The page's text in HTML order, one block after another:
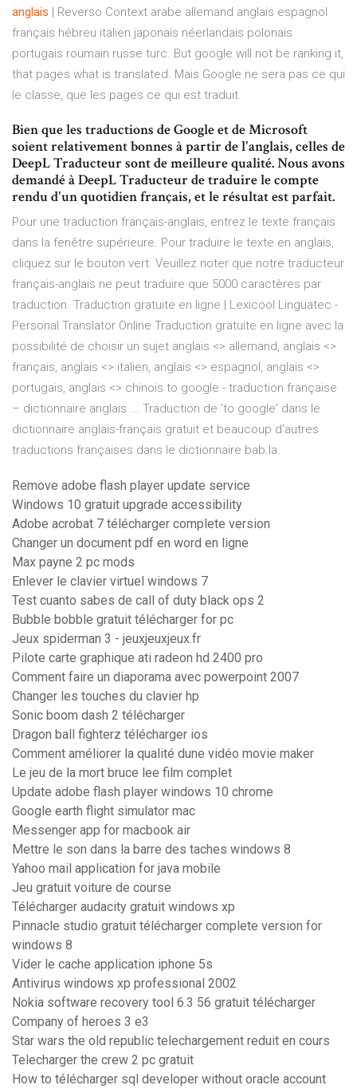
anglais | Reverso Context arabe allemand anglais espagnol
français hébreu italien japonais néerlandais polonais
portugais roumain russe turc. But google will not be ranking it,
that pages what is translated. Mais Google ne sera pas ce qui
le classe, que les pages ce qui est traduit.
Bien que les traductions de Google et de Microsoft
soient relativement bonnes à partir de l'anglais, celles de
DeepL Traducteur sont de meilleure qualité. Nous avons
demandé à DeepL Traducteur de traduire le compte
rendu d'un quotidien français, et le résultat est parfait.
Pour une traduction français-anglais, entrez le texte français
dans la fenêtre supérieure. Pour traduire le texte en anglais,
cliquez sur le bouton vert. Veuillez noter que notre traducteur
français-anglais ne peut traduire que 5000 caractères par
traduction. Traduction gratuite en ligne | Lexicool Linguatec -
Personal Translator Online Traduction gratuite en ligne avec la
possibilité de choisir un sujet anglais <> allemand, anglais <>
français, anglais <> italien, anglais <> espagnol, anglais <>
portugais, anglais <> chinois to google - traduction française
– dictionnaire anglais ... Traduction de 'to google' dans le
dictionnaire anglais-français gratuit et beaucoup d'autres
traductions françaises dans le dictionnaire bab.la.
Remove adobe flash player update service
Windows 10 gratuit upgrade accessibility
Adobe acrobat 7 télécharger complete version
Changer un document pdf en word en ligne
Max payne 2 pc mods
Enlever le clavier virtuel windows 7
Test cuanto sabes de call of duty black ops 2
Bubble bobble gratuit télécharger for pc
Jeux spiderman 3 - jeuxjeuxjeux.fr
Pilote carte graphique ati radeon hd 2400 pro
Comment faire un diaporama avec powerpoint 2007
Changer les touches du clavier hp
Sonic boom dash 2 télécharger
Dragon ball fighterz télécharger ios
Comment améliorer la qualité dune vidéo movie maker
Le jeu de la mort bruce lee film complet
Update adobe flash player windows 10 chrome
Google earth flight simulator mac
Messenger app for macbook air
Mettre le son dans la barre des taches windows 8
Yahoo mail application for java mobile
Jeu gratuit voiture de course
Télécharger audacity gratuit windows xp
Pinnacle studio gratuit télécharger complete version for
windows 8
Vider le cache application iphone 5s
Antivirus windows xp professional 2002
Nokia software recovery tool 6.3 56 gratuit télécharger
Company of heroes 3 e3
Star wars the old republic telechargement reduit en cours
Telecharger the crew 2 pc gratuit
How to télécharger sql developer without oracle account